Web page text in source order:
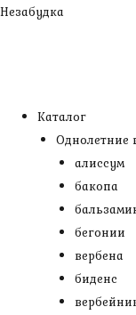
Перейти
Незабудка
Каталог
Однолетние
алиссум
бакопа
бегонии
вербена
биденс